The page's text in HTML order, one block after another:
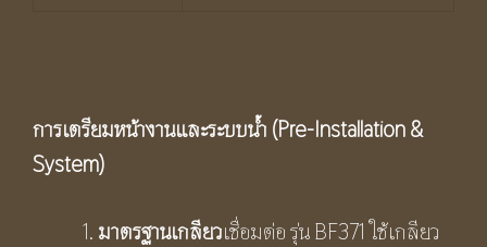
การเตรียมหน้างานและระบบน้ำ (Pre-Installation &
System)
มาตรฐานเกลียวเชื่อมต่อ รุ่น BF371 ใช้เกลียว